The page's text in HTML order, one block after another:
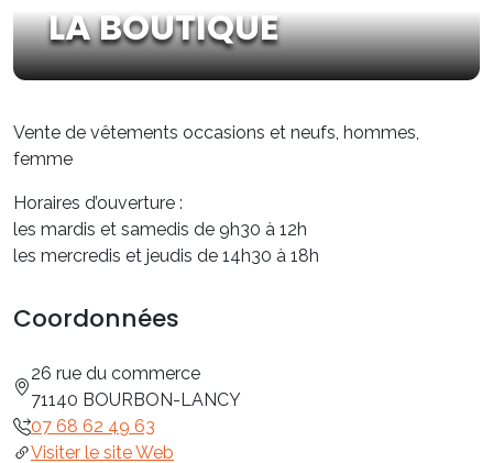
LA BOUTIQUE
Vente de vêtements occasions et neufs, hommes,
femme
Horaires d’ouverture :
les mardis et samedis de 9h30 à 12h
les mercredis et jeudis de 14h30 à 18h
Coordonnées
26 rue du commerce
71140 BOURBON-LANCY
07 68 62 49 63
Visiter le site Web